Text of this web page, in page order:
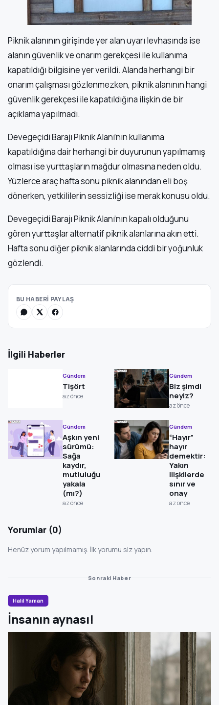
Piknik alanının girişinde yer alan uyarı levhasında ise
alanın güvenlik ve onarım gerekçesi ile kullanıma
kapatıldığı bilgisine yer verildi. Alanda herhangi bir
onarım çalışması gözlenmezken, piknik alanının hangi
güvenlik gerekçesi ile kapatıldığına ilişkin de bir
açıklama yapılmadı.
Devegeçidi Barajı Piknik Alanı’nın kullanıma
kapatıldığına dair herhangi bir duyurunun yapılmamış
olması ise yurttaşların mağdur olmasına neden oldu.
Yüzlerce araç hafta sonu piknik alanından eli boş
dönerken, yetkililerin sessizliği ise merak konusu oldu.
Devegeçidi Barajı Piknik Alanı’nın kapalı olduğunu
gören yurttaşlar alternatif piknik alanlarına akın etti.
Hafta sonu diğer piknik alanlarında ciddi bir yoğunluk
gözlendi.
BU HABERİ PAYLAŞ
İlgili Haberler
Gündem
Tişört
az önce
Gündem
Biz şimdi
neyiz?
az önce
Gündem
Aşkın yeni
sürümü:
Sağa
kaydır,
mutluluğu
yakala
(mı?)
az önce
Gündem
“Hayır”
hayır
demektir:
Yakın
ilişkilerde
sınır ve
onay
az önce
Yorumlar (0)
Henüz yorum yapılmamış. İlk yorumu siz yapın.
Sonraki Haber
Halil Yaman
İnsanın aynası!